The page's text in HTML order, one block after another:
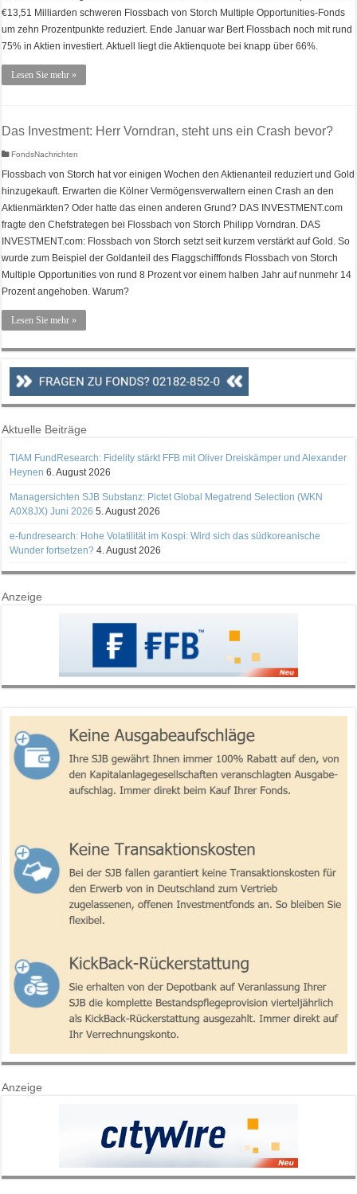
€13,51 Milliarden schweren Flossbach von Storch Multiple Opportunities-Fonds
um zehn Prozentpunkte reduziert. Ende Januar war Bert Flossbach noch mit rund
75% in Aktien investiert. Aktuell liegt die Aktienquote bei knapp über 66%.
Lesen Sie mehr »
Das Investment: Herr Vorndran, steht uns ein Crash bevor?
FondsNachrichten
Flossbach von Storch hat vor einigen Wochen den Aktienanteil reduziert und Gold
hinzugekauft. Erwarten die Kölner Vermögensverwaltern einen Crash an den
Aktienmärkten? Oder hatte das einen anderen Grund? DAS INVESTMENT.com
fragte den Chefstrategen bei Flossbach von Storch Philipp Vorndran. DAS
INVESTMENT.com: Flossbach von Storch setzt seit kurzem verstärkt auf Gold. So
wurde zum Beispiel der Goldanteil des Flaggschifffonds Flossbach von Storch
Multiple Opportunities von rund 8 Prozent vor einem halben Jahr auf nunmehr 14
Prozent angehoben. Warum?
Lesen Sie mehr »
Aktuelle Beiträge
TIAM FundResearch: Fidelity stärkt FFB mit Oliver Dreiskämper und Alexander
Heynen 6. August 2026
Managersichten SJB Substanz: Pictet Global Megatrend Selection (WKN
A0X8JX) Juni 2026 5. August 2026
e-fundresearch: Hohe Volatilität im Kospi: Wird sich das südkoreanische
Wunder fortsetzen? 4. August 2026
Anzeige
Anzeige